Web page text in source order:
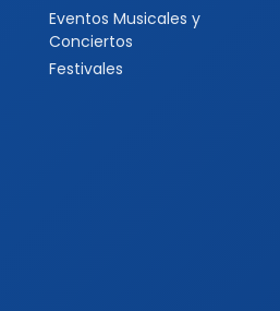
Eventos Musicales y
Conciertos
Festivales